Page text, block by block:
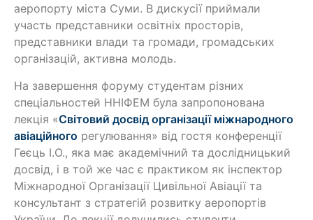
аеропорту міста Суми. В дискусії приймали
участь представники освітніх просторів,
представники влади та громади, громадських
організацій, активна молодь.
На завершення форуму студентам різних
спеціальностей ННІФЕМ була запропонована
лекція «Світовий досвід організації міжнародного
авіаційного регулювання» від гостя конференції
Геєць І.О., яка має академічний та дослідницький
досвід, і в той же час є практиком як інспектор
Міжнародної Організації Цивільної Авіації та
консультант з стратегій розвитку аеропортів